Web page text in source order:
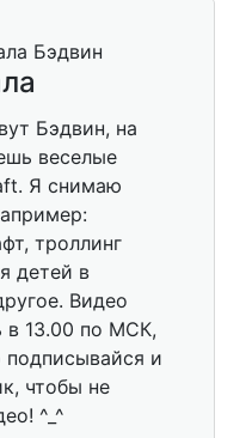
Бэдвин, на
веселые
Я снимаю
троллинг
детей в
Видео
в 13.00 по МСК,
подписывайся и
чтобы не
^_^